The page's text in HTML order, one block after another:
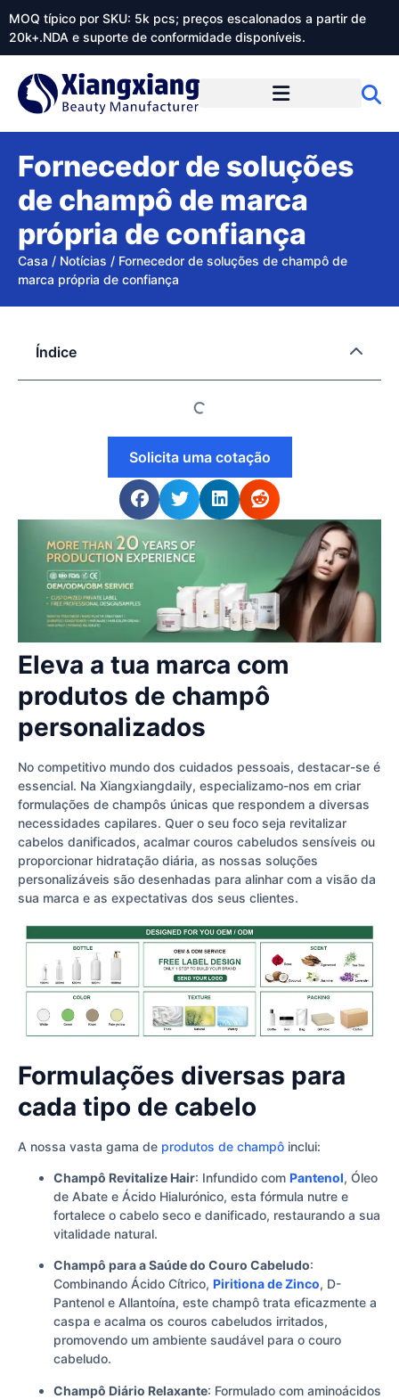
MOQ típico por SKU: 5k pcs; preços escalonados a partir de
20k+.NDA e suporte de conformidade disponíveis.
Fornecedor de soluções
de champô de marca
própria de confiança
Casa / Notícias / Fornecedor de soluções de champô de
marca própria de confiança
Eleva a tua marca com
produtos de champô
personalizados
No competitivo mundo dos cuidados pessoais, destacar-se é
essencial. Na Xiangxiangdaily, especializamo-nos em criar
formulações de champôs únicas que respondem a diversas
necessidades capilares. Quer o seu foco seja revitalizar
cabelos danificados, acalmar couros cabeludos sensíveis ou
proporcionar hidratação diária, as nossas soluções
personalizáveis são desenhadas para alinhar com a visão da
sua marca e as expectativas dos seus clientes.
Formulações diversas para
cada tipo de cabelo
A nossa vasta gama de produtos de champô inclui:
Champô Revitalize Hair: Infundido com Pantenol, Óleo
de Abate e Ácido Hialurónico, esta fórmula nutre e
fortalece o cabelo seco e danificado, restaurando a sua
vitalidade natural.
Champô para a Saúde do Couro Cabeludo:
Combinando Ácido Cítrico, Piritiona de Zinco, D-
Pantenol e Allantoína, este champô trata eficazmente a
caspa e acalma os couros cabeludos irritados,
promovendo um ambiente saudável para o couro
cabeludo.
Champô Diário Relaxante: Formulado com aminoácidos
Índice
Solicita uma cotação